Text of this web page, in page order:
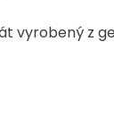
vyrobený z